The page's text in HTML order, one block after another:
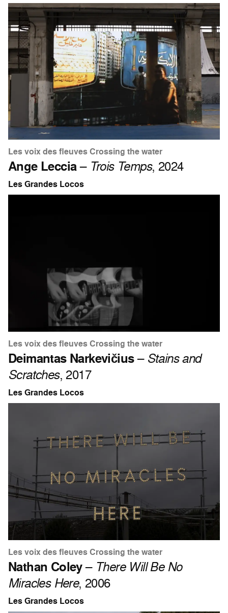
Les voix des fleuves Crossing the water
Ange Leccia– Trois Temps, 2024
Les Grandes Locos
Les voix des fleuves Crossing the water
Deimantas Narkevičius– Stains and
Scratches, 2017
Les Grandes Locos
Les voix des fleuves Crossing the water
Nathan Coley– There Will Be No
Miracles Here, 2006
Les Grandes Locos